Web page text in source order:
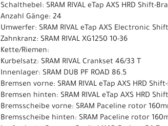
Schalthebel: SRAM RIVAL eTap AXS HRD Shift-
Anzahl Gänge: 24
Umwerfer: SRAM RIVAL eTap AXS Electronic
Zahnkranz: SRAM RIVAL XG1250 10-36
Kette/Riemen:
Kurbelsatz: SRAM RIVAL Crankset 46/33 T
Innenlager: SRAM DUB PF ROAD 86.5
Bremsen vorne: SRAM RIVAL eTap AXS HRD
Bremsen hinten: SRAM RIVAL eTap AXS HRD
Bremsscheibe vorne: SRAM Paceline rotor
Bremsscheibe hinten: SRAM Paceline rotor